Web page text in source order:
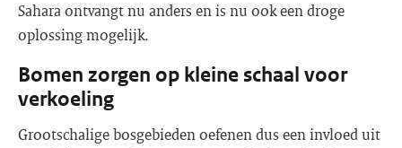
Sahara ontvangt nu anders en is nu ook een droge
oplossing mogelijk.
Bomen zorgen op kleine schaal voor
verkoeling
Grootschalige bosgebieden oefenen dus een invloed uit